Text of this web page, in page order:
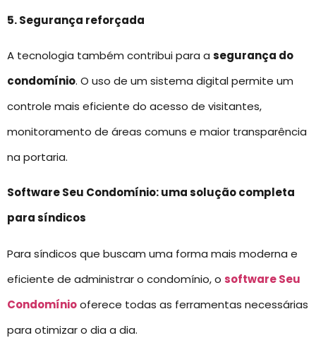
5. Segurança reforçada
A tecnologia também contribui para a segurança do
condomínio. O uso de um sistema digital permite um
controle mais eficiente do acesso de visitantes,
monitoramento de áreas comuns e maior transparência
na portaria.
Software Seu Condomínio: uma solução completa
para síndicos
Para síndicos que buscam uma forma mais moderna e
eficiente de administrar o condomínio, o software Seu
Condomíniooferece todas as ferramentas necessárias
para otimizar o dia a dia.